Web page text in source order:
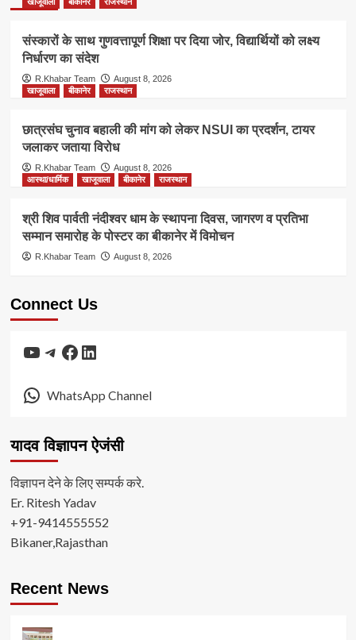
संस्कारों के साथ गुणवत्तापूर्ण शिक्षा पर दिया जोर, विद्यार्थियों को लक्ष्य
निर्धारण का संदेश
R.Khabar Team
August 8, 2026
खाजूवाला
बीकानेर राजस्थान
छात्रसंघ चुनाव बहाली की मांग को लेकर NSUI का प्रदर्शन, टायर
जलाकर जताया विरोध
R.Khabar Team
August 8, 2026
आस्था/धार्मिक
खाजूवाला बीकानेर राजस्थान
श्री शिव पार्वती नंदीश्वर धाम के स्थापना दिवस, जागरण व प्रतिभा
सम्मान समारोह के पोस्टर का बीकानेर में विमोचन
R.Khabar Team August 8, 2026
Connect Us
YouTube
Telegram
Facebook
LinkedIn
WhatsApp Channel
यादव विज्ञापन ऐजंसी
विज्ञापन देने के लिए सम्पर्क करे.
Er. Ritesh Yadav
+91-9414555552
Bikaner,Rajasthan
Recent News